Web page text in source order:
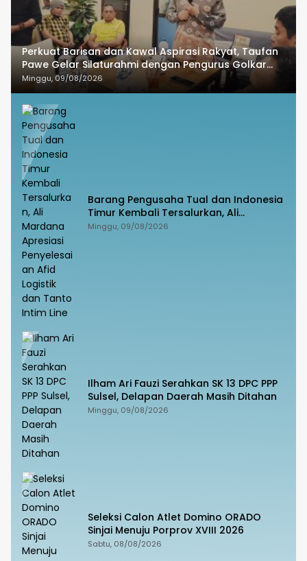
Perkuat Barisan dan Kawal Aspirasi Rakyat, Taufan
Pawe Gelar Silaturahmi dengan Pengurus Golkar
Parepare
Minggu, 09/08/2026
Barang Pengusaha Tual dan Indonesia
Timur Kembali Tersalurkan, Ali
Mardana Apresiasi Penyelesaian Afid
Minggu, 09/08/2026
Ilham Ari Fauzi Serahkan SK 13 DPC PPP
Sulsel, Delapan Daerah Masih Ditahan
Minggu, 09/08/2026
Seleksi Calon Atlet Domino ORADO
Sinjai Menuju Porprov XVIII 2026
Sabtu, 08/08/2026